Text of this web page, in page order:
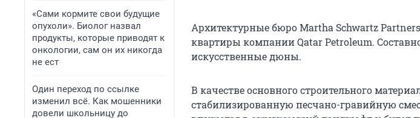
«Сами кормите свои будущие
опухоли». Биолог назвал
продукты, которые приводят к
онкологии, сам он их никогда
не ест
Один переход по ссылке
изменил всё. Как мошенники
довели школьницу до
Архитектурные бюро Martha Schwartz
квартиры компании Qatar Petroleum.
искусственные дюны.
В качестве основного строительного
стабилизированную песчано-гравийную